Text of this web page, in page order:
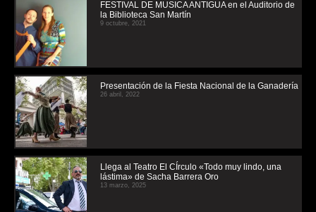
FESTIVAL DE MUSICA ANTIGUA en el Auditorio de
la Biblioteca San Martín
9 octubre, 2021
Presentación de la Fiesta Nacional de la Ganadería
26 abril, 2022
Llega al Teatro El CÍrculo «Todo muy lindo, una
lástima» de Sacha Barrera Oro
13 marzo, 2025